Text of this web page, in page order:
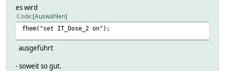
es wird
Code Auswählen
fhem("set IT_Dose_2 on");
ausgeführt
- soweit so gut.